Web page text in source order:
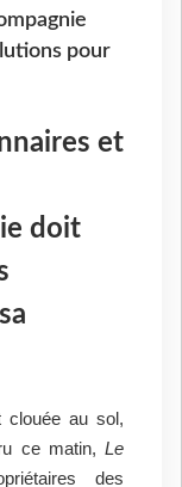
pour
et
doit
clouée au sol,
ce matin, Le
des